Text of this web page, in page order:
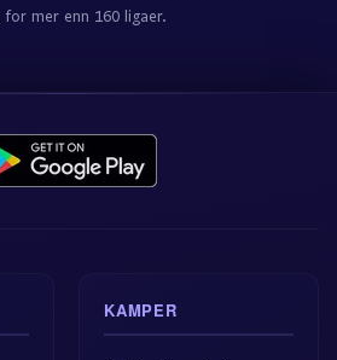
for mer enn 160 ligaer.
KAMPER